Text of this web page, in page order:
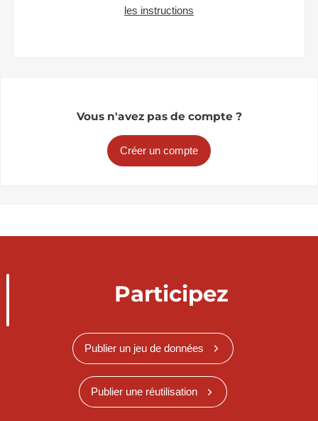
les instructions
Vous n'avez pas de compte ?
Créer un compte
Participez
Publier un jeu de données
Publier une réutilisation